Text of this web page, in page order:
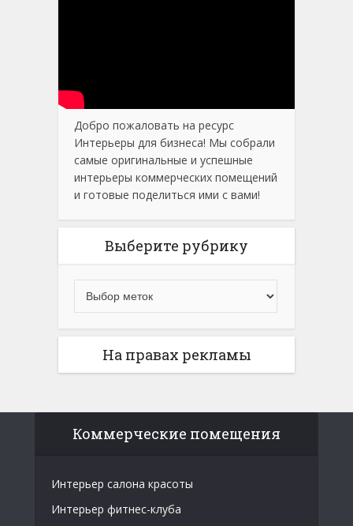
Добро пожаловать на ресурс
Интерьеры для бизнеса! Мы собрали
самые оригинальные и успешные
интерьеры коммерческих помещений
и готовые поделиться ими с вами!
Выберите рубрику
На правах рекламы
Коммерческие помещения
Интерьер салона красоты
Интерьер фитнес-клуба